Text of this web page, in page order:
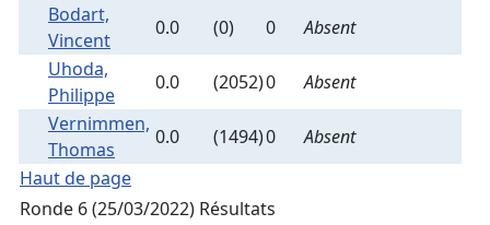
Bodart,
Vincent
0.0 (0) 0
Absent
Uhoda,
Philippe
0.0 (2052)0
Absent
Vernimmen,
Thomas
0.0 (1494)0
Absent
Haut de page
Ronde 6 (25/03/2022) Résultats